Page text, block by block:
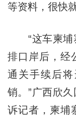
等资料，很快
“这车柬埔
排口岸后，经
通关手续后
销。”广西欣
诉记者，柬埔